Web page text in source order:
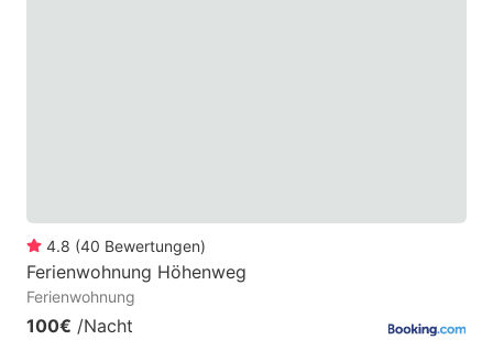
4.8 (40 Bewertungen)
Ferienwohnung Höhenweg
Ferienwohnung
100€ /Nacht